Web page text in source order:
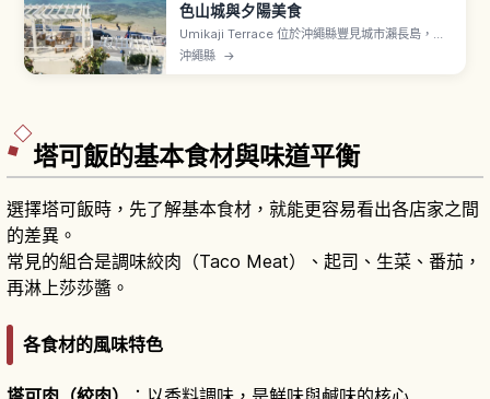
色山城與夕陽美食
Umikaji Terrace 位於沖繩縣豐見城市瀨長島，從
那霸機場開車約15分鐘。純白建物沿坡面面向大海
層層展開，與藍天與海洋形成鮮明對比。約47間店
沖繩縣 →
塔可飯的基本食材與味道平衡
選擇塔可飯時，先了解基本食材，就能更容易看出各店家之間
的差異。
常見的組合是調味絞肉（Taco Meat）、起司、生菜、番茄，
再淋上莎莎醬。
各食材的風味特色